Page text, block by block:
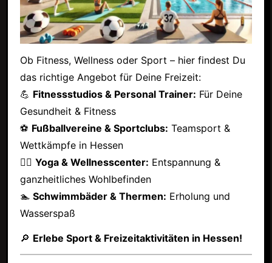
Ob Fitness, Wellness oder Sport – hier findest Du
das richtige Angebot für Deine Freizeit:
💪 Fitnessstudios & Personal Trainer: Für Deine
Gesundheit & Fitness
⚽ Fußballvereine & Sportclubs: Teamsport &
Wettkämpfe in Hessen
🧘‍♂️ Yoga & Wellnesscenter: Entspannung &
ganzheitliches Wohlbefinden
🏊 Schwimmbäder & Thermen: Erholung und
Wasserspaß
🔎 Erlebe Sport & Freizeitaktivitäten in Hessen!